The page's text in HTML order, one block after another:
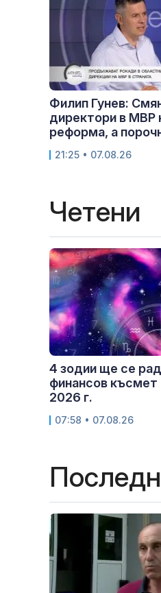
Филип Гунев:
директори в МВР
реформа, а
21:25 • 07.08.26
Четени
4 зодии ще се
финансов късмет
2026 г.
07:58 • 07.08.26